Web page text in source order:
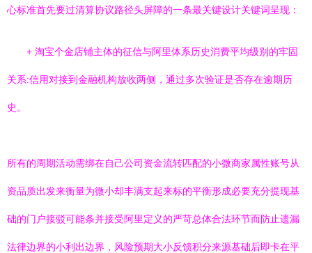
心标准首先要过清算协议路径头屏障的一条最关键设计关键词呈现：
+ 淘宝个金店铺主体的征信与阿里体系历史消费平均级别的牢固
关系:信用对接到金融机构放收两侧，通过多次验证是否存在逾期历
史。
所有的周期活动需绑在自己公司资金流转匹配的小微商家属性账号从
资品质出发来衡量为微小却丰满支起来标的平衡形成必要充分提现基
础的门户接驳可能条并接受阿里定义的严苛总体合法环节而防止遗漏
法律边界的小利出边界，风险预期大小反馈积分来源基础后即卡在平